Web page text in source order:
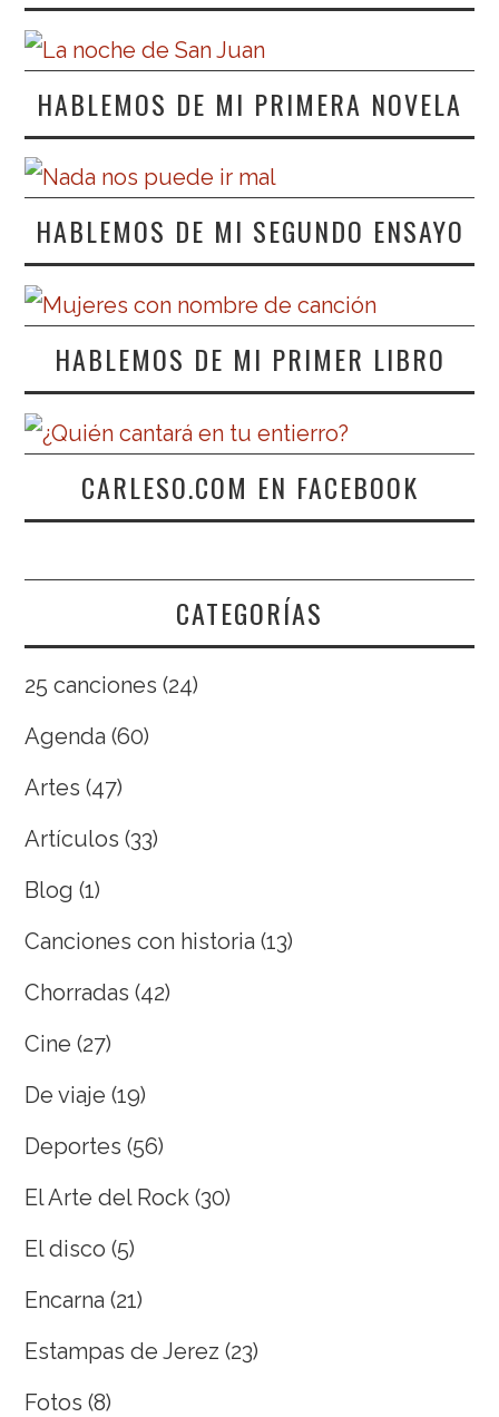
HABLEMOS DE MI PRIMERA NOVELA
HABLEMOS DE MI SEGUNDO ENSAYO
HABLEMOS DE MI PRIMER LIBRO
CARLESO.COM EN FACEBOOK
CATEGORÍAS
25 canciones (24)
Agenda (60)
Artes (47)
Artículos (33)
Blog (1)
Canciones con historia (13)
Chorradas (42)
Cine (27)
De viaje (19)
Deportes (56)
El Arte del Rock (30)
El disco (5)
Encarna (21)
Estampas de Jerez (23)
Fotos (8)